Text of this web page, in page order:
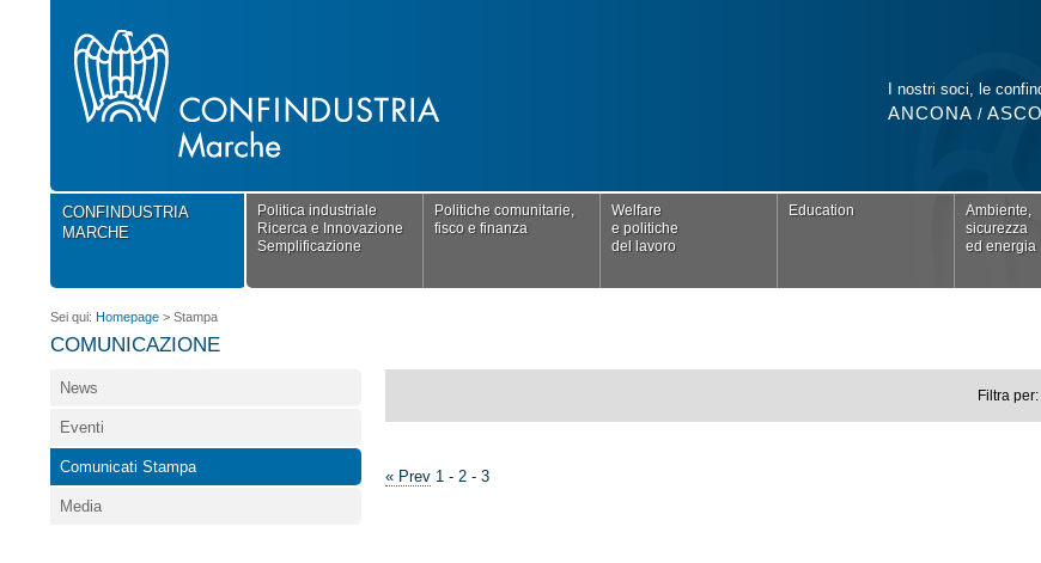
I nostri soci, le
ANCONA /
CONFINDUSTRIA
MARCHE
Politica industriale
Ricerca e Innovazione
Semplificazione
Politiche comunitarie,
fisco e finanza
Welfare
e politiche
del lavoro
Education
Ambiente,
sicurezza
ed energia
Sei qui: Homepage > Stampa
COMUNICAZIONE
Filtra per:
« Prev 1 - 2 - 3
News
Eventi
Comunicati Stampa
Media